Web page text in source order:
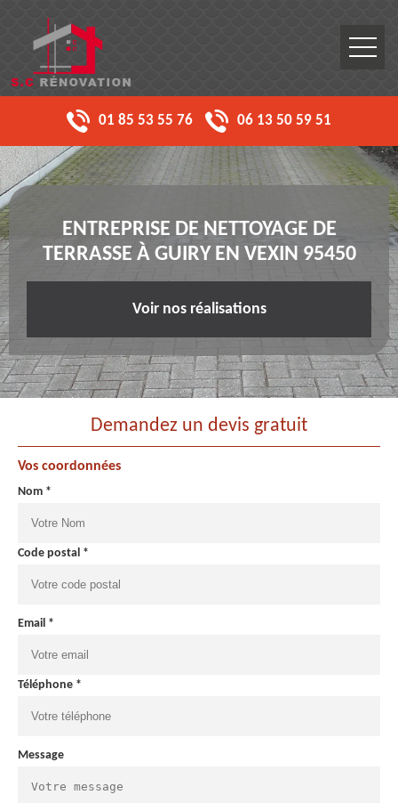
01 85 53 55 76 06 13 50 59 51
ENTREPRISE DE NETTOYAGE DE
TERRASSE À GUIRY EN VEXIN 95450
Voir nos réalisations
Demandez un devis gratuit
Vos coordonnées
Nom *
Code postal *
Email *
Téléphone *
Message